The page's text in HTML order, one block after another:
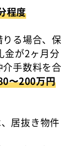
程度
る場合、保
金が2ヶ月分
手数料を合
〜200万円
居抜き物件